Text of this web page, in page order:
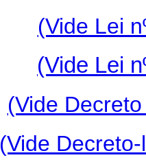
(Vide Lei
(Vide Lei
(Vide
(Vide